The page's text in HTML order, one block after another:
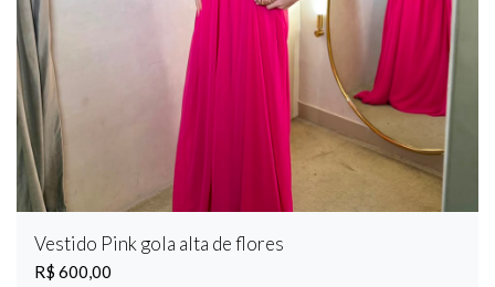
Vestido Pink gola alta de flores
R$ 600,00